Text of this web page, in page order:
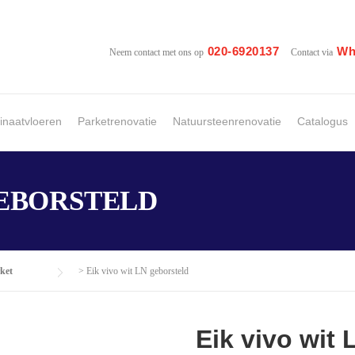
Contact via
Neem contact met ons op 020-6920137
Parketrenovatie Natuursteenrenovatie Catalogus
> Eik vivo wit LN geborsteld
Eik vivo wit